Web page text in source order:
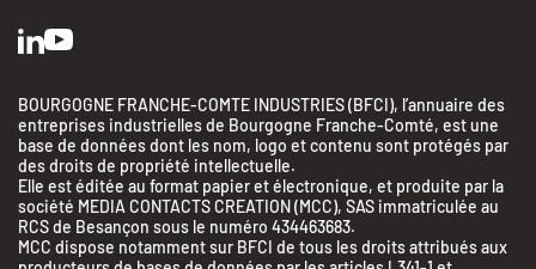
BOURGOGNE FRANCHE-COMTE INDUSTRIES (BFCI), l’annuaire des
entreprises industrielles de Bourgogne Franche-Comté, est une
base de données dont les nom, logo et contenu sont protégés par
des droits de propriété intellectuelle.
Elle est éditée au format papier et électronique, et produite par la
société MEDIA CONTACTS CREATION (MCC), SAS immatriculée au
RCS de Besançon sous le numéro 434463683.
MCC dispose notamment sur BFCI de tous les droits attribués aux